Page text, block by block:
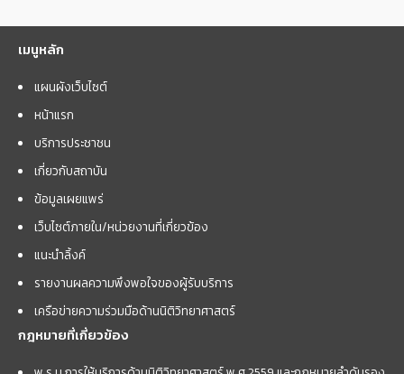
เมนูหลัก
แผนผังเว็บไซต์
หน้าแรก
บริการประชาชน
เกี่ยวกับสถาบัน
ข้อมูลเผยแพร่
เว็บไซต์ภายใน/หน่วยงานที่เกี่ยวข้อง
แนะนำลิ้งค์
รายงานผลความพึงพอใจของผู้รับบริการ
เครือข่ายความร่วมมือด้านนิติวิทยาศาสตร์
กฎหมายที่เกี่ยวข้อง